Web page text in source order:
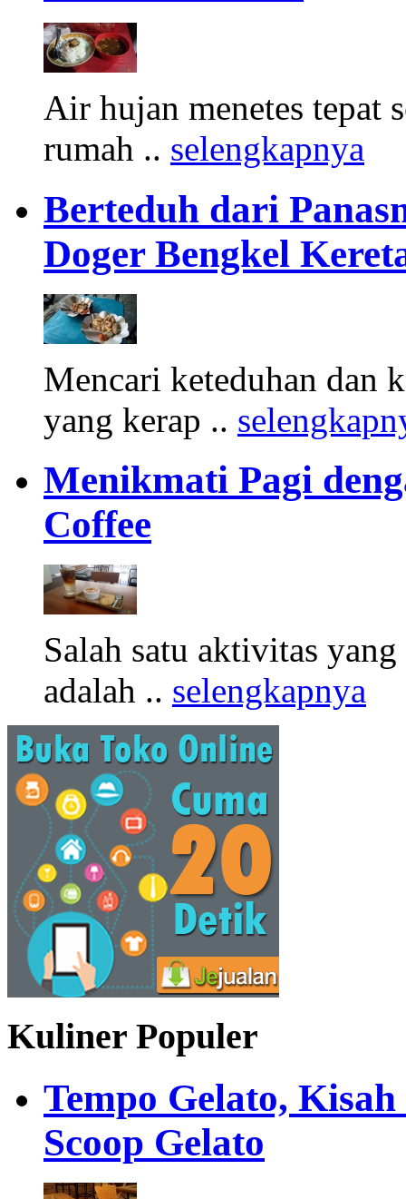
Air hujan menetes tepat
rumah .. selengkapnya
Berteduh dari
Doger Bengkel
Mencari keteduhan dan
yang kerap ..
Menikmati Pagi
Coffee
Salah satu aktivitas
adalah .. selengkapnya
Kuliner Populer
Tempo Gelato,
Scoop Gelato